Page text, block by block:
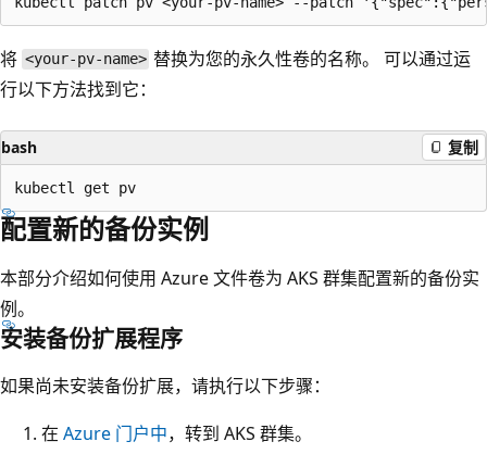
将 <your-pv-name> 替换为您的永久性卷的名称。 可以通过运
行以下方法找到它：
bash 复制
配置新的备份实例
本部分介绍如何使用 Azure 文件卷为 AKS 群集配置新的备份实
例。
安装备份扩展程序
如果尚未安装备份扩展，请执行以下步骤：
在 Azure 门户中，转到 AKS 群集。